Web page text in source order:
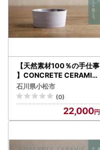
【天然素材100％の手仕事
】CONCRETE CERAMIC
Bowl ボウル 九谷焼
石川県小松市
(0)
22,000